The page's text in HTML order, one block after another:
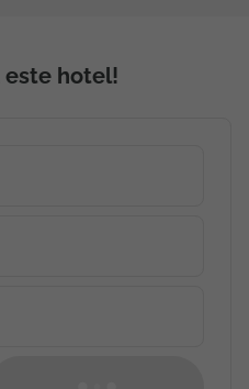
este hotel!